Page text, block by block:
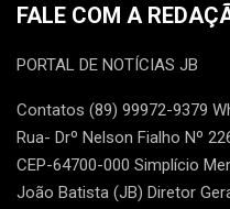
FALE COM A
PORTAL DE NOTÍCIAS JB
Contatos (89) 99972-9379
Rua- Drº Nelson Fialho Nº
CEP-64700-000 Simplício
João Batista (JB) Diretor